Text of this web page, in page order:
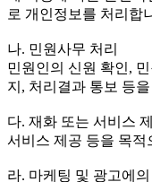
로 개인정보를 처리합
나. 민원사무 처리
민원인의 신원 확인,
지, 처리결과 통보 등
다. 재화 또는 서비스
서비스 제공 등을 목
라. 마케팅 및 광고에